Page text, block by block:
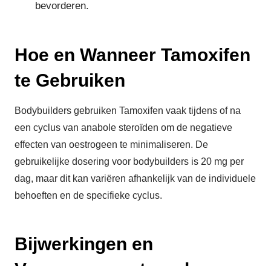
bevorderen.
Hoe en Wanneer Tamoxifen
te Gebruiken
Bodybuilders gebruiken Tamoxifen vaak tijdens of na
een cyclus van anabole steroïden om de negatieve
effecten van oestrogeen te minimaliseren. De
gebruikelijke dosering voor bodybuilders is 20 mg per
dag, maar dit kan variëren afhankelijk van de individuele
behoeften en de specifieke cyclus.
Bijwerkingen en